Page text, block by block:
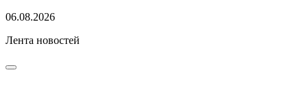
06.08.2026
Лента новостей